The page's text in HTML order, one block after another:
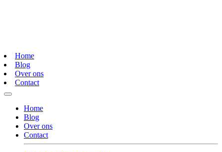
Home
Blog
Over ons
Contact
Home
Blog
Over ons
Contact